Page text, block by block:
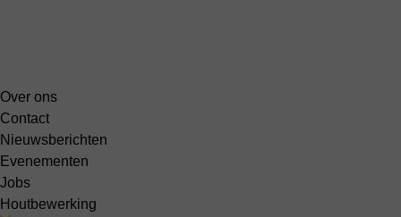
Over ons
Contact
Nieuwsberichten
Evenementen
Jobs
Houtbewerking